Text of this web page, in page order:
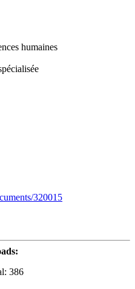
humaines
320015
386